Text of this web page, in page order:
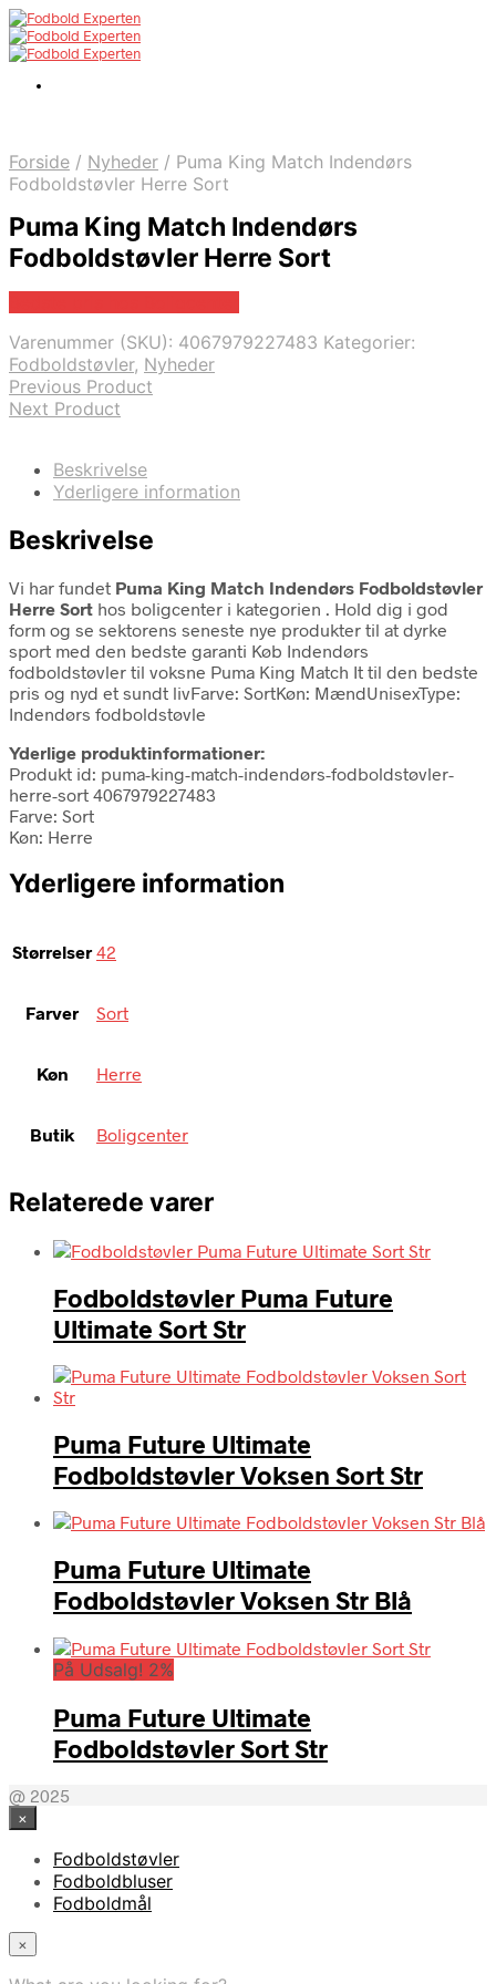
Forside / Nyheder / Puma King Match Indendørs
Fodboldstøvler Herre Sort
Puma King Match Indendørs
Fodboldstøvler Herre Sort
Varenummer (SKU): 4067979227483 Kategorier:
Fodboldstøvler, Nyheder
Previous Product
Next Product
Beskrivelse
Yderligere information
Beskrivelse
Vi har fundet Puma King Match Indendørs Fodboldstøvler
Herre Sort hos boligcenter i kategorien . Hold dig i god
form og se sektorens seneste nye produkter til at dyrke
sport med den bedste garanti Køb Indendørs
fodboldstøvler til voksne Puma King Match It til den bedste
pris og nyd et sundt livFarve: SortKøn: MændUnisexType:
Indendørs fodboldstøvle
Yderlige produktinformationer:
Produkt id: puma-king-match-indendørs-fodboldstøvler-
herre-sort 4067979227483
Farve: Sort
Køn: Herre
Yderligere information
Størrelser 42
Farver Sort
Køn Herre
Butik Boligcenter
Relaterede varer
Fodboldstøvler Puma Future
Ultimate Sort Str
Puma Future Ultimate
Fodboldstøvler Voksen Sort Str
Puma Future Ultimate
Fodboldstøvler Voksen Str Blå
På Udsalg! 2%
Puma Future Ultimate
Fodboldstøvler Sort Str
@ 2025
×
Fodboldstøvler
Fodboldbluser
Fodboldmål
×